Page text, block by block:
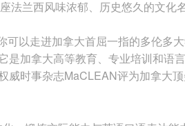
法兰西风味浓郁、历史悠久的文化
以走进加拿大首屈一指的多伦多
加拿大高等教育、专业培训和语
时事杂志MaCLEAN评为加拿大